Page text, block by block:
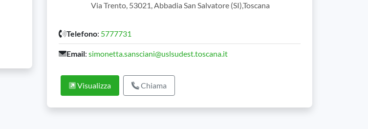
Via Trento, 53021, Abbadia San Salvatore (SI),Toscana
Telefono: 5777731
Email: simonetta.sansciani@uslsudest.toscana.it
Visualizza Chiama